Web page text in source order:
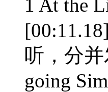
1 At the
听，分并
going